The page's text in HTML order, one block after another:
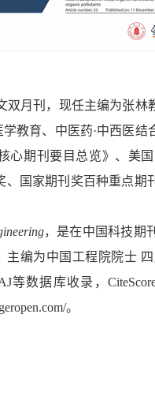
月刊，现任主编为张
教育、中医药·中西医
期刊要目总览》、美国
国家期刊奖百种重点
，是在中国科技期
主编为中国工程院院士
等数据库收录，
。